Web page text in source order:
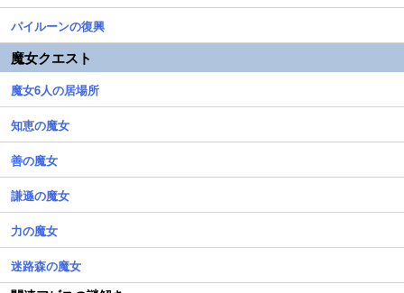
パイルーンの復興
魔女クエスト
魔女6人の居場所
知恵の魔女
善の魔女
謙遜の魔女
力の魔女
迷路森の魔女